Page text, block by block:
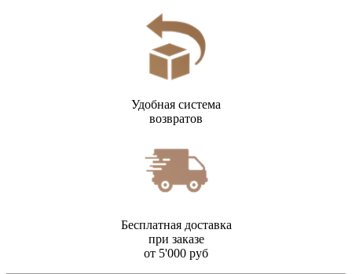
Удобная система
возвратов
Бесплатная доставка
при заказе
от 5'000 руб